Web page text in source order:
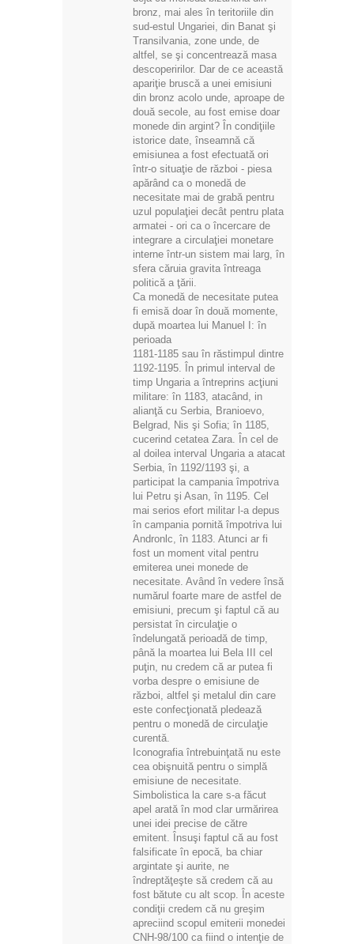
bronz, mai ales în teritoriile din
sud-estul Ungariei, din Banat şi
Transilvania, zone unde, de
altfel, se şi concentrează masa
descoperirilor. Dar de ce această
apariţie bruscă a unei emisiuni
din bronz acolo unde, aproape de
două secole, au fost emise doar
monede din argint? În condiţiile
istorice date, înseamnă că
emisiunea a fost efectuată ori
într-o situaţie de război - piesa
apărând ca o monedă de
necesitate mai de grabă pentru
uzul populaţiei decât pentru plata
armatei - ori ca o încercare de
integrare a circulaţiei monetare
interne într-un sistem mai larg, în
sfera căruia gravita întreaga
politică a ţării.
Ca monedă de necesitate putea
fi emisă doar în două momente,
după moartea lui Manuel I: în
perioada
1181-1185 sau în răstimpul dintre
1192-1195. În primul interval de
timp Ungaria a întreprins acţiuni
militare: în 1183, atacând, in
alianţă cu Serbia, Branioevo,
Belgrad, Nis şi Sofia; în 1185,
cucerind cetatea Zara. În cel de
al doilea interval Ungaria a atacat
Serbia, în 1192/1193 şi, a
participat la campania împotriva
lui Petru şi Asan, în 1195. Cel
mai serios efort militar l-a depus
în campania pornită împotriva lui
Andronlc, în 1183. Atunci ar fi
fost un moment vital pentru
emiterea unei monede de
necesitate. Având în vedere însă
numărul foarte mare de astfel de
emisiuni, precum şi faptul că au
persistat în circulaţie o
îndelungată perioadă de timp,
până la moartea lui Bela III cel
puţin, nu credem că ar putea fi
vorba despre o emisiune de
război, altfel şi metalul din care
este confecţionată pledează
pentru o monedă de circulaţie
curentă.
Iconografia întrebuinţată nu este
cea obişnuită pentru o simplă
emisiune de necesitate.
Simbolistica la care s-a făcut
apel arată în mod clar urmărirea
unei idei precise de către
emitent. Însuşi faptul că au fost
falsificate în epocă, ba chiar
argintate şi aurite, ne
îndreptăţeşte să credem că au
fost bătute cu alt scop. În aceste
condiţii credem că nu greşim
apreciind scopul emiterii monedei
CNH-98/100 ca fiind o intenţie de